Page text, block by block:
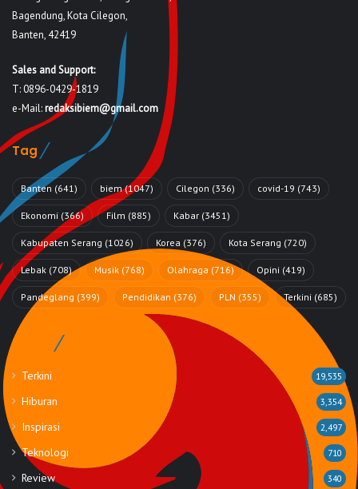
Bagendung, Kota Cilegon,
Banten, 42419
Sales and Support:
T: 0896-0429-1819
e-Mail:redaksibiem@gmail.com
Tag
Banten (641) biem(1047) Cilegon (336) covid-19 (743)
Ekonomi (366) Film (885) Kabar (3451)
Kabupaten Serang (1026) Korea (376) Kota Serang (720)
Lebak (708) Musik (768) Olahraga (716) Opini (419)
Pandeglang (399) Pendidikan (376) PLN (355) Terkini (685)
Rubrik
Terkini 19,535
Hiburan 3,354
Inspirasi 2,497
Teknologi 710
Review 340